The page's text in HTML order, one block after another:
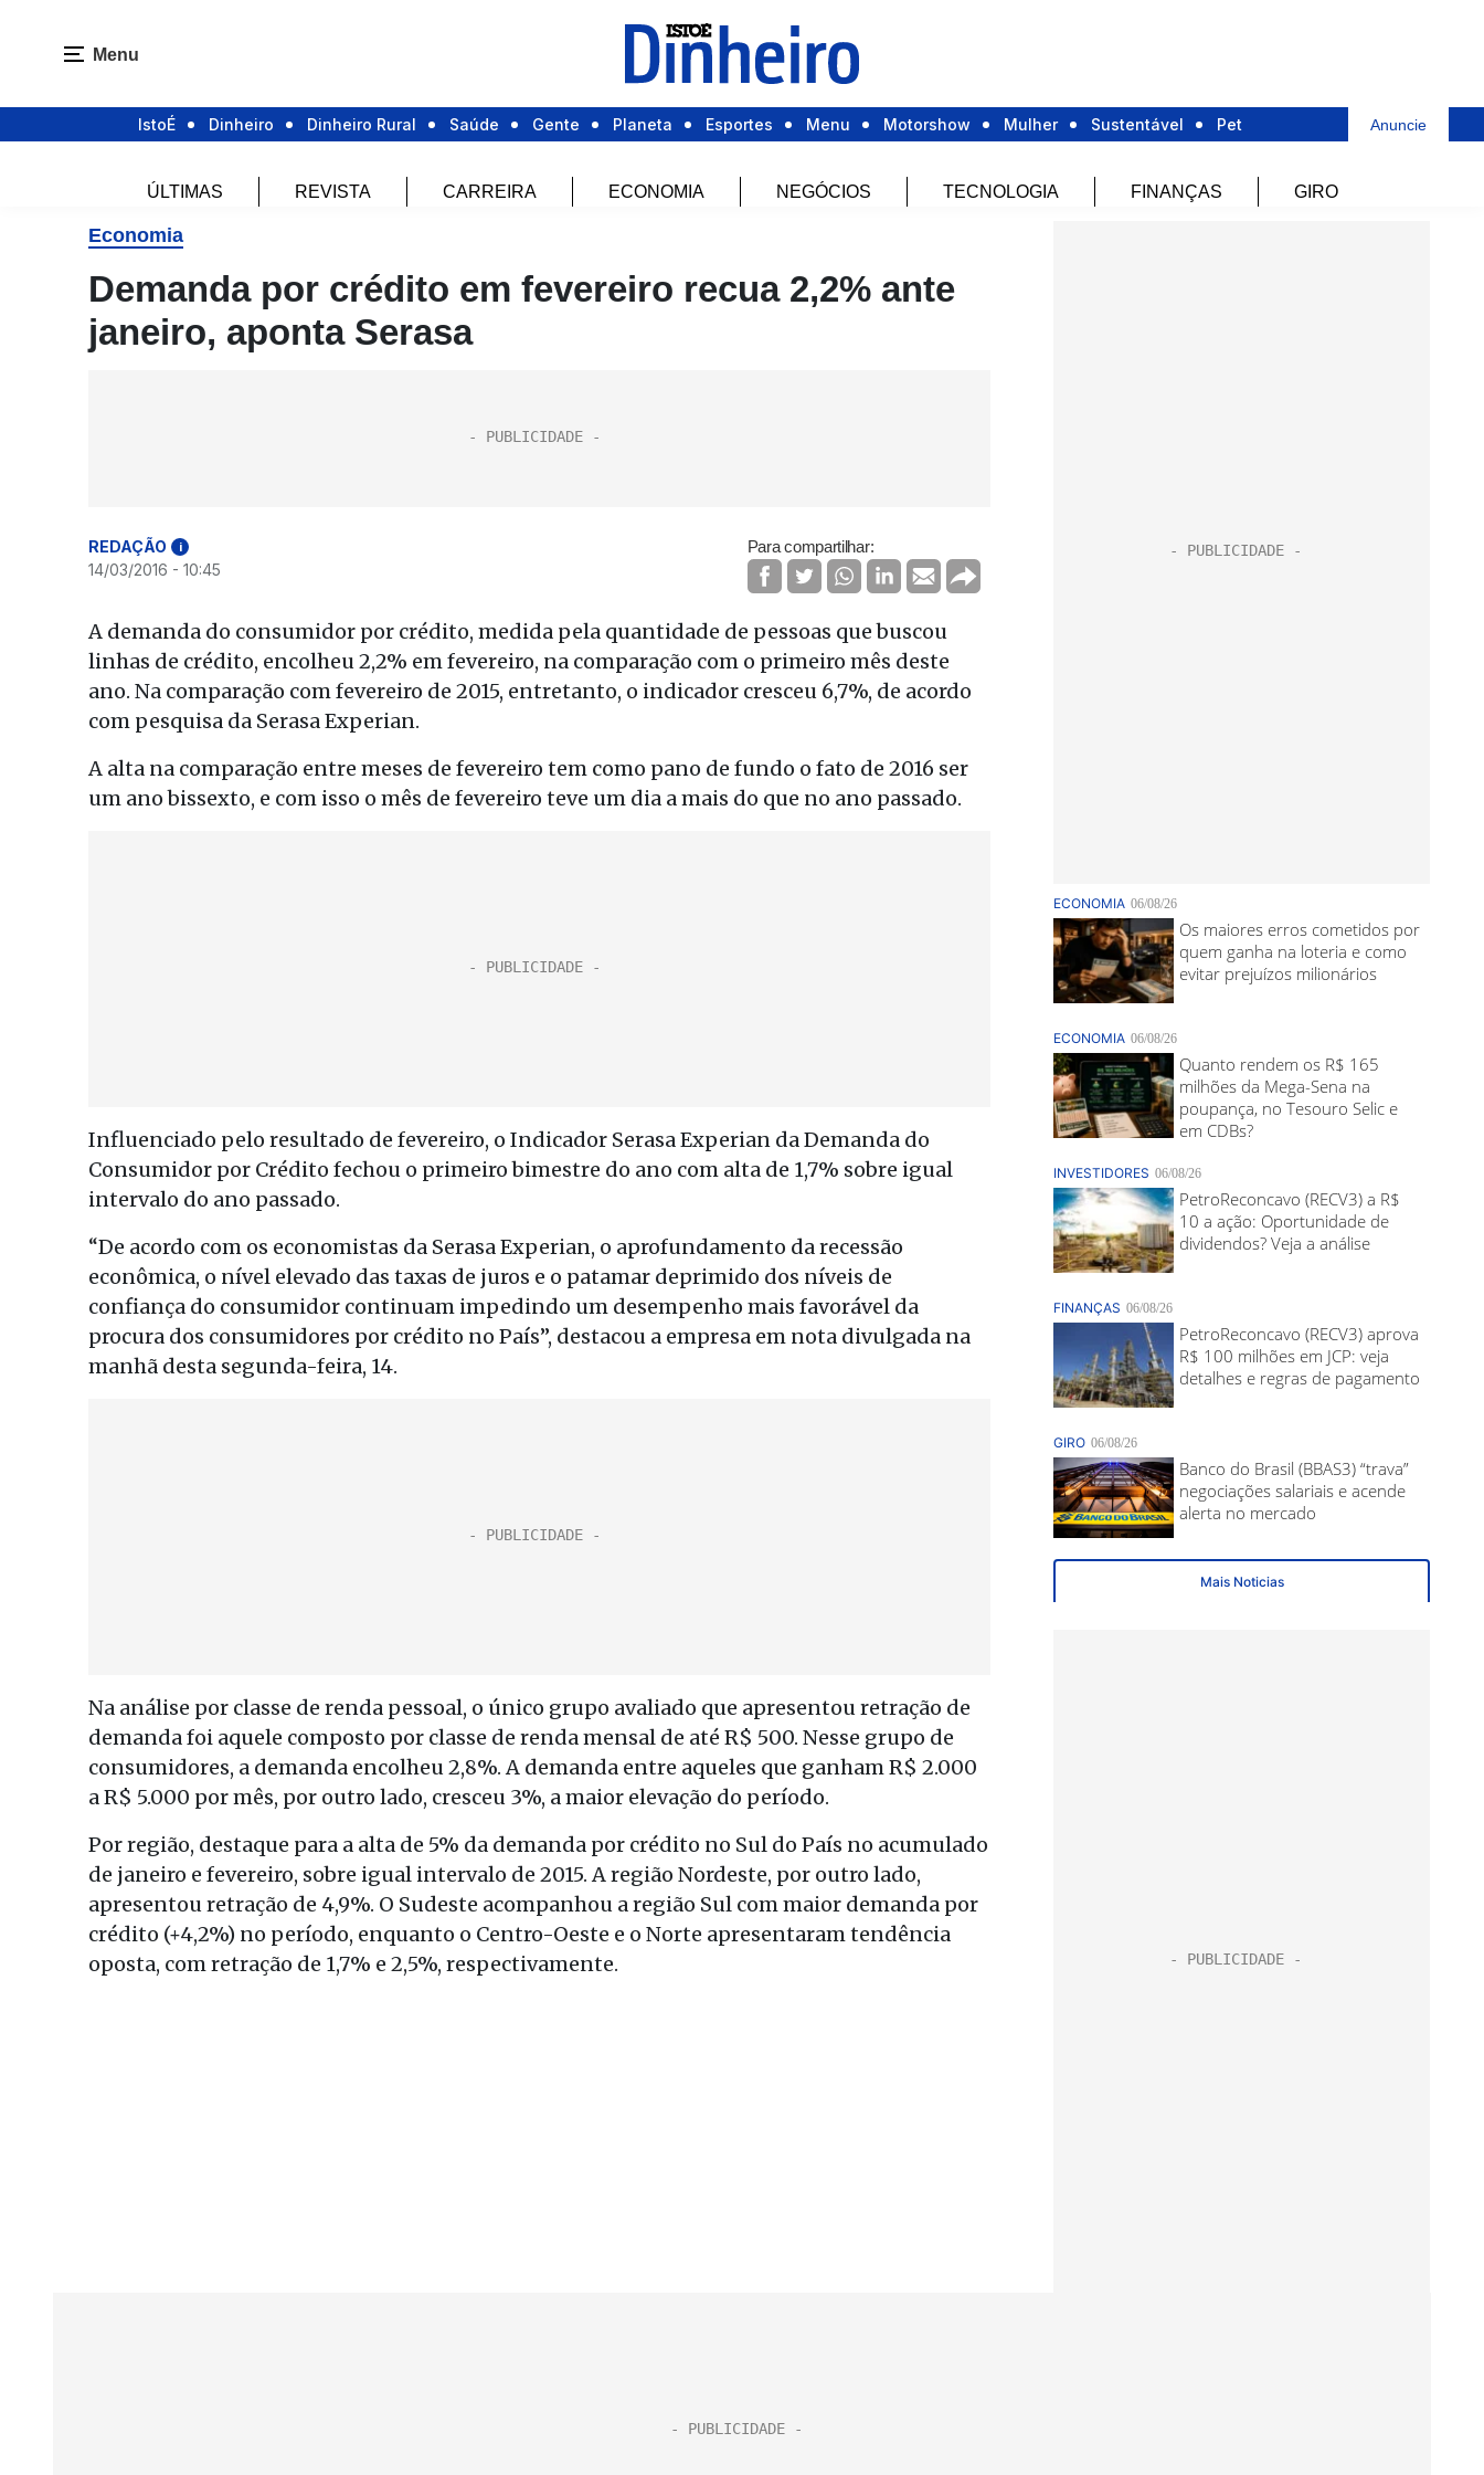
Menu
IstoÉ Dinheiro Dinheiro Rural Saúde Gente Planeta Esportes Menu Motorshow Mulher Sustentável Pet Anuncie
ÚLTIMAS REVISTA CARREIRA ECONOMIA NEGÓCIOS TECNOLOGIA FINANÇAS GIRO
Economia
Demanda por crédito em fevereiro recua 2,2% ante
janeiro, aponta Serasa
REDAÇÃO i
14/03/2016 - 10:45
Para compartilhar:
A demanda do consumidor por crédito, medida pela quantidade de pessoas que buscou
linhas de crédito, encolheu 2,2% em fevereiro, na comparação com o primeiro mês deste
ano. Na comparação com fevereiro de 2015, entretanto, o indicador cresceu 6,7%, de acordo
com pesquisa da Serasa Experian.
A alta na comparação entre meses de fevereiro tem como pano de fundo o fato de 2016 ser
um ano bissexto, e com isso o mês de fevereiro teve um dia a mais do que no ano passado.
Influenciado pelo resultado de fevereiro, o Indicador Serasa Experian da Demanda do
Consumidor por Crédito fechou o primeiro bimestre do ano com alta de 1,7% sobre igual
intervalo do ano passado.
“De acordo com os economistas da Serasa Experian, o aprofundamento da recessão
econômica, o nível elevado das taxas de juros e o patamar deprimido dos níveis de
confiança do consumidor continuam impedindo um desempenho mais favorável da
procura dos consumidores por crédito no País”, destacou a empresa em nota divulgada na
manhã desta segunda-feira, 14.
Na análise por classe de renda pessoal, o único grupo avaliado que apresentou retração de
demanda foi aquele composto por classe de renda mensal de até R$ 500. Nesse grupo de
consumidores, a demanda encolheu 2,8%. A demanda entre aqueles que ganham R$ 2.000
a R$ 5.000 por mês, por outro lado, cresceu 3%, a maior elevação do período.
Por região, destaque para a alta de 5% da demanda por crédito no Sul do País no acumulado
de janeiro e fevereiro, sobre igual intervalo de 2015. A região Nordeste, por outro lado,
apresentou retração de 4,9%. O Sudeste acompanhou a região Sul com maior demanda por
crédito (+4,2%) no período, enquanto o Centro-Oeste e o Norte apresentaram tendência
oposta, com retração de 1,7% e 2,5%, respectivamente.